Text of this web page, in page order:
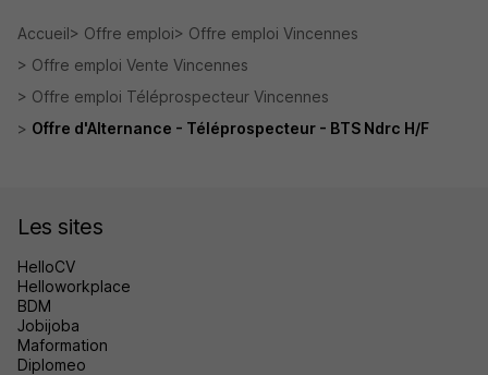
Accueil Offre emploi
Offre emploi Vincennes
Offre emploi Vente Vincennes
Offre emploi Téléprospecteur Vincennes
Offre d'Alternance - Téléprospecteur - BTS Ndrc H/F
Les sites
HelloCV
Helloworkplace
BDM
Jobijoba
Maformation
Diplomeo